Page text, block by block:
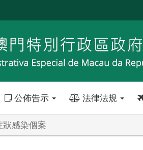
公佈告示 法律法規
感染個案